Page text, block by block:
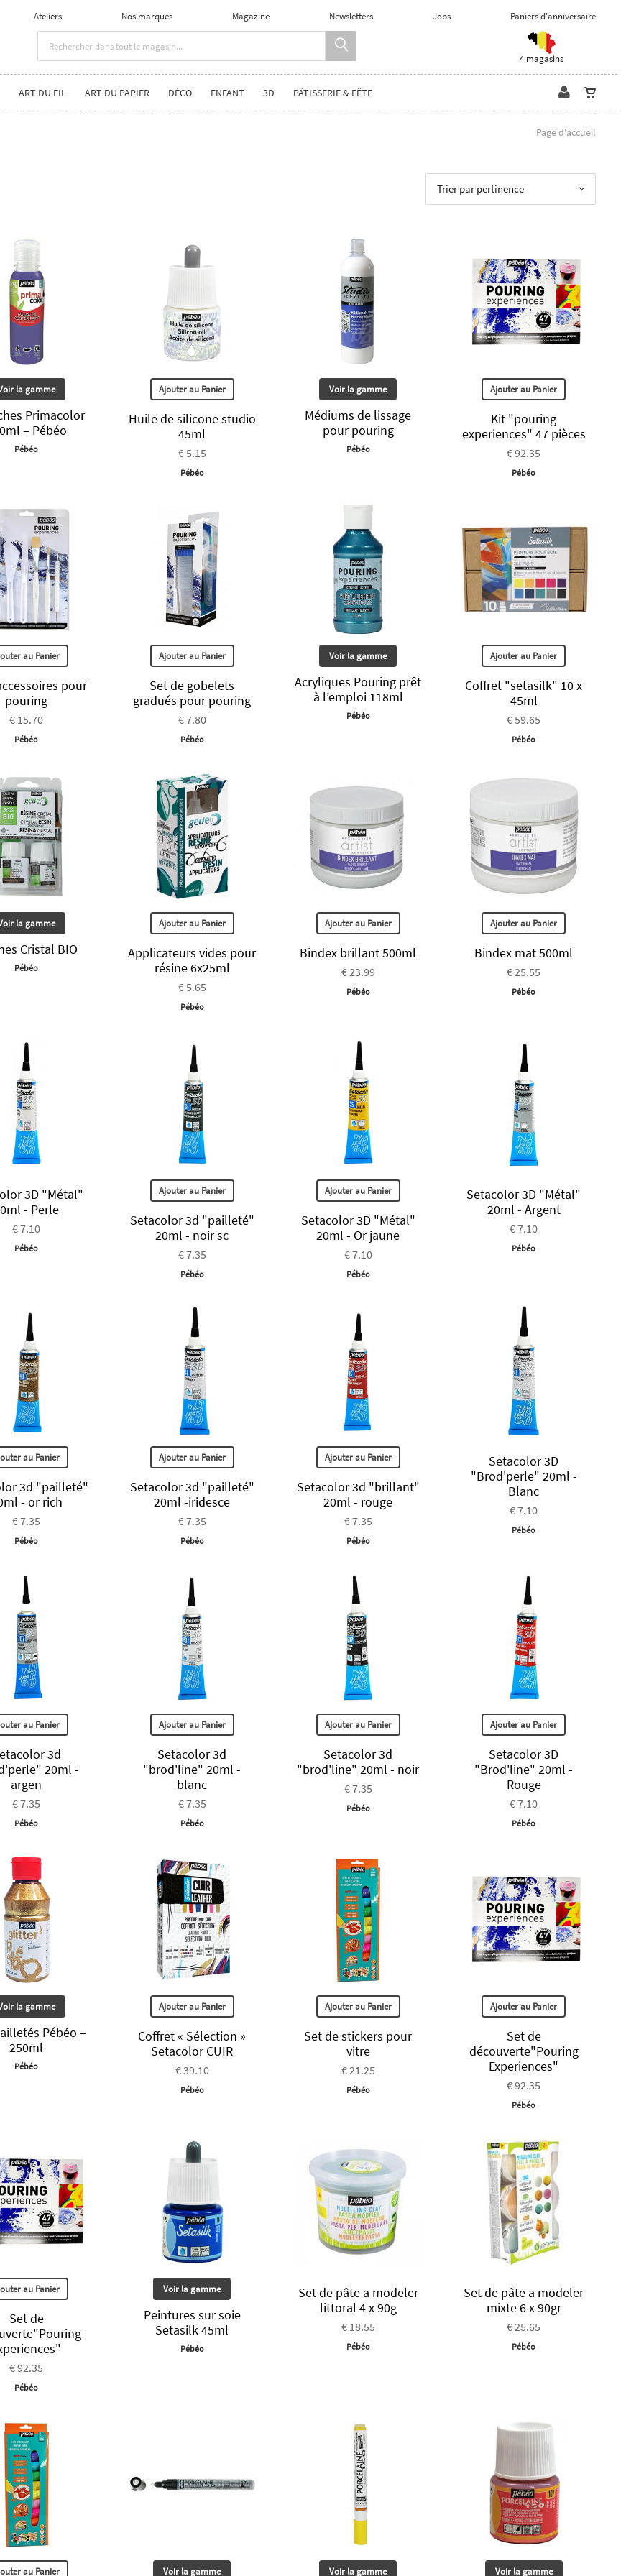
Ateliers Nos marques Magazine Newsletters Jobs Paniers d'anniversaire
4 magasins
ART DU FIL ART DU PAPIER DÉCO ENFANT 3D PÂTISSERIE & FÊTE
Page d'accueil
Trier par pertinence
la gamme
Primacolor
– Pébéo
Pébéo
Ajouter au Panier
Huile de silicone studio
45ml
€ 5.15
Pébéo
Voir la gamme
Médiums de lissage
pour pouring
Pébéo
Ajouter au Panier
Kit "pouring
experiences" 47 pièces
€ 92.35
Pébéo
au Panier
pour
pouring
€ 15.70
Pébéo
Ajouter au Panier
Set de gobelets
gradués pour pouring
€ 7.80
Pébéo
Voir la gamme
Acryliques Pouring prêt
à l’emploi 118ml
Pébéo
Ajouter au Panier
Coffret "setasilk" 10 x
45ml
€ 59.65
Pébéo
la gamme
Cristal BIO
Pébéo
Ajouter au Panier
Applicateurs vides pour
résine 6x25ml
€ 5.65
Pébéo
Ajouter au Panier
Bindex brillant 500ml
€ 23.99
Pébéo
Ajouter au Panier
Bindex mat 500ml
€ 25.55
Pébéo
3D "Métal"
- Perle
€ 7.10
Pébéo
Ajouter au Panier
Setacolor 3d "pailleté"
20ml - noir sc
€ 7.35
Pébéo
Ajouter au Panier
Setacolor 3D "Métal"
20ml - Or jaune
€ 7.10
Pébéo
Setacolor 3D "Métal"
20ml - Argent
€ 7.10
Pébéo
au Panier
3d "pailleté"
- or rich
€ 7.35
Pébéo
Ajouter au Panier
Setacolor 3d "pailleté"
20ml -iridesce
€ 7.35
Pébéo
Ajouter au Panier
Setacolor 3d "brillant"
20ml - rouge
€ 7.35
Pébéo
Setacolor 3D
"Brod'perle" 20ml -
Blanc
€ 7.10
Pébéo
au Panier
3d
20ml -
argen
€ 7.35
Pébéo
Ajouter au Panier
Setacolor 3d
"brod'line" 20ml -
blanc
€ 7.35
Pébéo
Ajouter au Panier
Setacolor 3d
"brod'line" 20ml - noir
€ 7.35
Pébéo
Ajouter au Panier
Setacolor 3D
"Brod'line" 20ml -
Rouge
€ 7.10
Pébéo
la gamme
Pébéo –
250ml
Pébéo
Ajouter au Panier
Coffret « Sélection »
Setacolor CUIR
€ 39.10
Pébéo
Ajouter au Panier
Set de stickers pour
vitre
€ 21.25
Pébéo
Ajouter au Panier
Set de
découverte"Pouring
Experiences"
€ 92.35
Pébéo
au Panier
Set de
€ 92.35
Pébéo
Voir la gamme
Peintures sur soie
Setasilk 45ml
Pébéo
Set de pâte a modeler
littoral 4 x 90g
€ 18.55
Pébéo
Set de pâte a modeler
mixte 6 x 90gr
€ 25.65
Pébéo
au Panier Voir la gamme Voir la gamme Voir la gamme